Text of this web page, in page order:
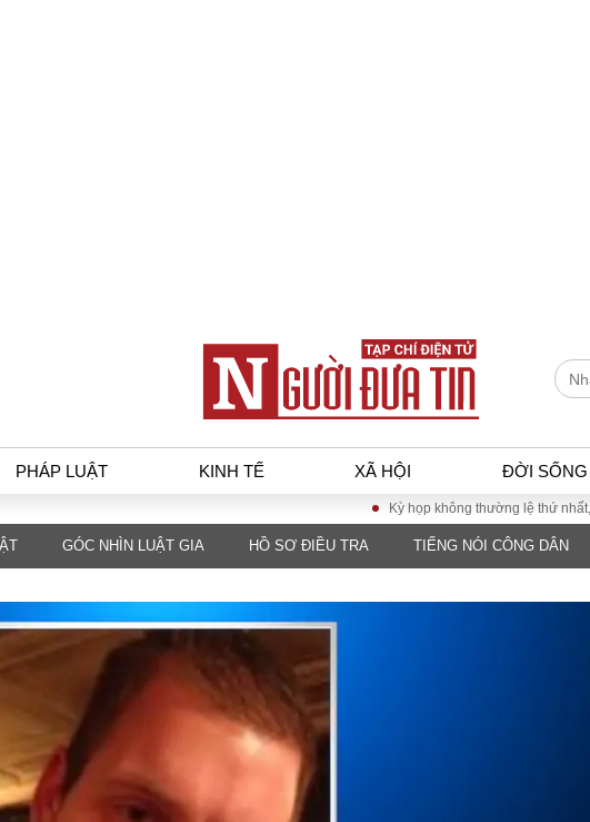
PHÁP LUẬT KINH TẾ XÃ HỘI ĐỜI SỐNG
PHÁP LUẬT
luật
Góc nhìn luật gia
Hồ sơ điều tra
Tiếng nói công dân
An ninh - Hình sự
KINH TẾ
Tài chính - Ngân
Kinh tế vĩ mô
Hồ sơ doanh
nghiệp
Xu hướng thị
trường
Tiêu dùng và dư
XÃ HỘI
Kỳ họp không thường lệ thứ nhất, Quốc
GÓC NHÌN LUẬT GIA HỒ SƠ ĐIỀU TRA TIẾNG NÓI CÔNG DÂN